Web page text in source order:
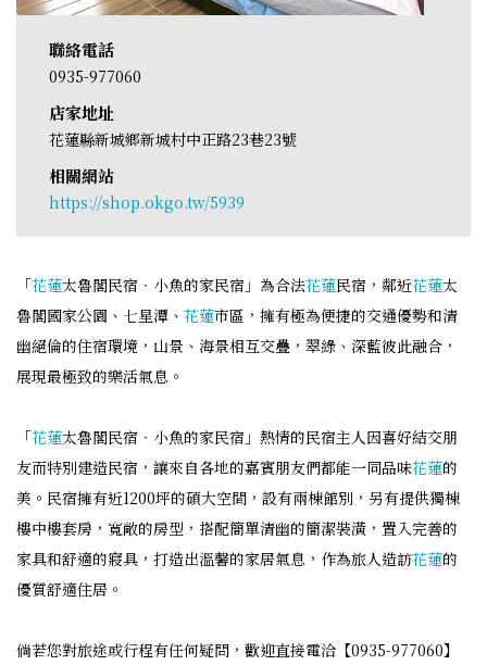
聯絡電話
0935-977060
店家地址
花蓮縣新城鄉新城村中正路23巷23號
相關網站
https://shop.okgo.tw/5939
「花蓮太魯閣民宿‧小魚的家民宿」為合法花蓮民宿，鄰近花蓮太
魯閣國家公園、七星潭、 花蓮市區，擁有極為便捷的交通優勢和清
幽絕倫的住宿環境，山景、海景相互交疊，翠綠、深藍彼此融合，
展現最極致的樂活氣息。
「花蓮太魯閣民宿‧小魚的家民宿」熱情的民宿主人因喜好結交朋
友而特別建造民宿，讓來自各地的嘉賓朋友們都能一同品味花蓮的
美。民宿擁有近1200坪的碩大空間，設有兩棟館別，另有提供獨棟
樓中樓套房，寬敞的房型，搭配簡單清幽的簡潔裝潢，置入完善的
家具和舒適的寢具，打造出溫馨的家居氣息，作為旅人造訪花蓮的
優質舒適住居。
倘若您對旅途或行程有任何疑問，歡迎直接電洽【0935-977060】